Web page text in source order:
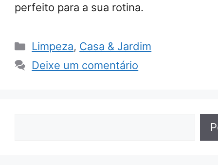
perfeito para a sua rotina.
Categorias
Limpeza, Casa & Jardim
Deixe um comentário